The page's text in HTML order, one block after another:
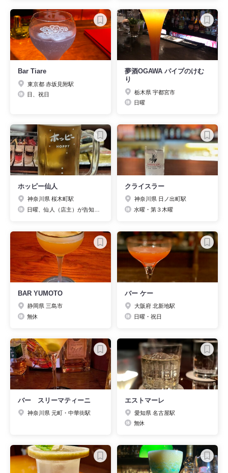
Bar Tiare
東京都 赤坂見附駅
日、祝日
夢酒OGAWA パイプのけむ
り
栃木県 宇都宮市
日曜
ホッピー仙人
神奈川県 桜木町駅
クライスラー
神奈川県 日ノ出町駅
水曜・第３木曜
BAR YUMOTO
静岡県 三島市
無休
バー ケー
大阪府 北新地駅
日曜・祝日
バー スリーマティーニ
神奈川県 元町・中華街駅
エストマーレ
愛知県 名古屋駅
無休